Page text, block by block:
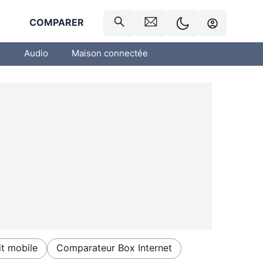
COMPARER
Audio Maison connectée
mobile Comparateur Box Internet